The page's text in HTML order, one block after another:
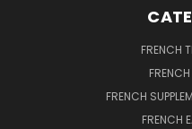
FRENCH
FRENCH
FRENCH